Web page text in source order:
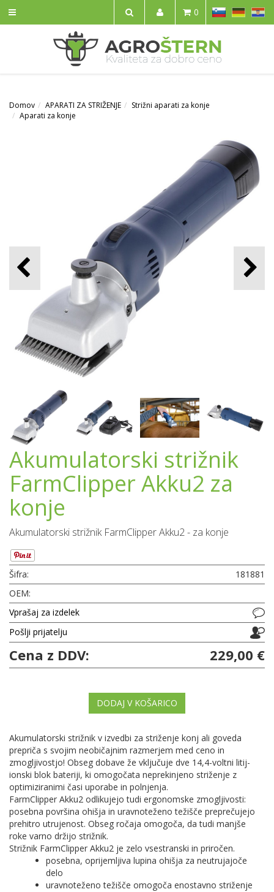
IŠČI
SL HR
0
Domov APARATI ZA STRIŽENJE
Strižni aparati za konje
Aparati za konje
Akumulatorski strižnik
FarmClipper Akku2 za
konje
Akumulatorski strižnik FarmClipper Akku2 - za konje
Šifra:
181881
OEM:
Vprašaj za izdelek
Pošlji prijatelju
Cena z DDV: 229,00 €
DODAJ V KOŠARICO
Akumulatorski strižnik v izvedbi za striženje konj ali goveda
prepriča s svojim neobičajnim razmerjem med ceno in
zmogljivostjo! Obseg dobave že vključuje dve 14,4-voltni litij-
ionski blok bateriji, ki omogočata neprekinjeno striženje z
optimiziranimi časi uporabe in polnjenja.
FarmClipper Akku2 odlikujejo tudi ergonomske zmogljivosti:
posebna površina ohišja in uravnoteženo težišče preprečujejo
prehitro utrujenost. Obseg ročaja omogoča, da tudi manjše
roke varno držijo strižnik.
Strižnik FarmClipper Akku2 je zelo vsestranski in priročen.
posebna, oprijemljiva lupina ohišja za neutrujajoče
delo
uravnoteženo težišče omogoča enostavno striženje